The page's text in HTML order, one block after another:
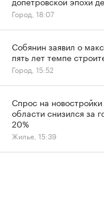
Город, 18:07
Собянин заявил о
пять лет темпе
Город, 15:52
Спрос на
области снизился за
20%
Жилье, 15:39